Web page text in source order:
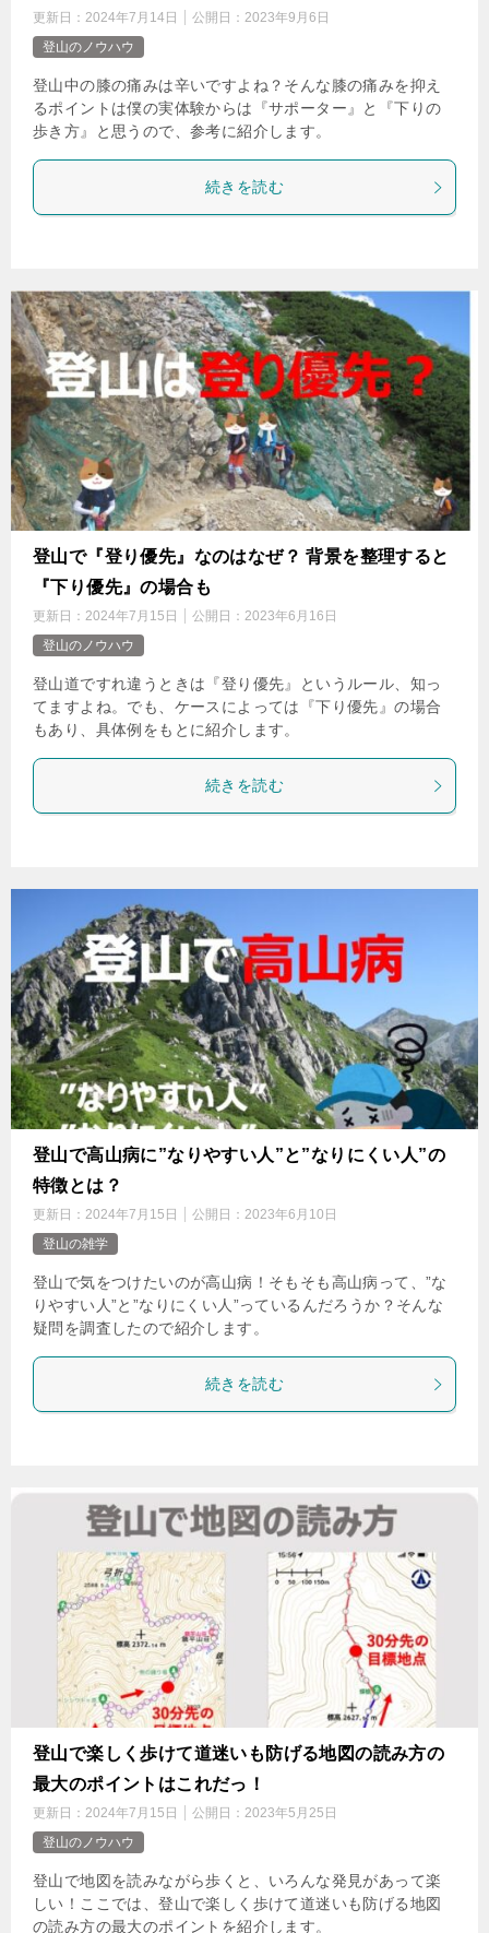
更新日： 2024年7月14日 公開日： 2023年9月6日
登山のノウハウ
登山中の膝の痛みは辛いですよね？そんな膝の痛みを抑え
るポイントは僕の実体験からは『サポーター』と『下りの
歩き方』と思うので、参考に紹介します。
続きを読む
登山で『登り優先』なのはなぜ？ 背景を整理すると
『下り優先』の場合も
更新日： 2024年7月15日 公開日： 2023年6月16日
登山のノウハウ
登山道ですれ違うときは『登り優先』というルール、知っ
てますよね。でも、ケースによっては『下り優先』の場合
もあり、具体例をもとに紹介します。
続きを読む
登山で高山病に”なりやすい人”と”なりにくい人”の
特徴とは？
更新日： 2024年7月15日 公開日： 2023年6月10日
登山の雑学
登山で気をつけたいのが高山病！そもそも高山病って、”な
りやすい人”と”なりにくい人”っているんだろうか？そんな
疑問を調査したので紹介します。
続きを読む
登山で楽しく歩けて道迷いも防げる地図の読み方の
最大のポイントはこれだっ！
更新日： 2024年7月15日 公開日： 2023年5月25日
登山のノウハウ
登山で地図を読みながら歩くと、いろんな発見があって楽
しい！ここでは、登山で楽しく歩けて道迷いも防げる地図
の読み方の最大のポイントを紹介します。